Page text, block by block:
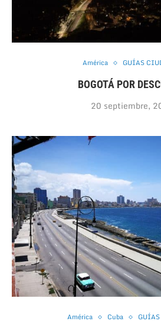
América GUÍAS
BOGOTÁ POR
20 septiembre,
América Cuba